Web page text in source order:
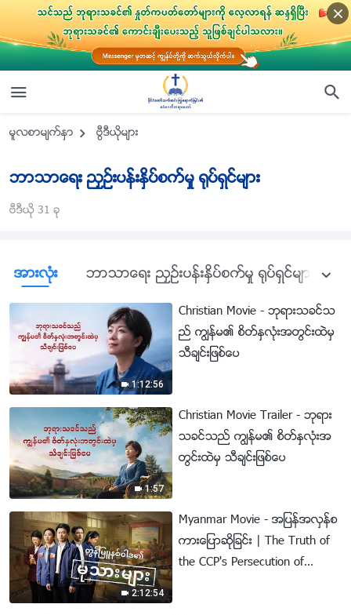
မူလစာမ်က္ႏွာ ဗြီဒီယိုမ်ား
ဘာသာေရး ညႇဥ္းပန္းႏွိပ္စက္မႈ ႐ုပ္ရွင္မ်ား
ဗီဒီယို 31 ခု
အားလုံး ဘာသာေရး ညႇဥ္းပန္းႏွိပ္စက္မႈ ႐ုပ္ရွင္မ်ား
1:12:56
Christian Movie - ဘုရားသခင္သ
ည္ ကြၽန္မ၏ စိတ္ႏွလုံးအတြင္းထဲမွ
သီခ်င္းျဖစ္ေပ
1:57
Christian Movie Trailer - ဘုရား
သခင္သည္ ကြၽန္မ၏ စိတ္ႏွလုံးအ
တြင္းထဲမွ သီခ်င္းျဖစ္ေပ
2:12:54
Myanmar Movie - အျပန္အလွန္စ
ကားေျပာဆိုျခင္း | The Truth of
the CCP's Persecution of